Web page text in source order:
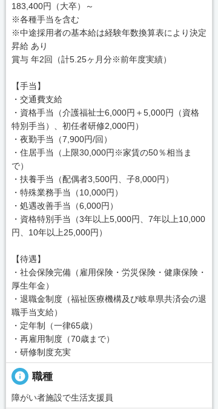
183,400円（大卒）～
※各種手当を含む
※中途採用者の基本給は経験年数換算表により決定
昇給 あり
賞与 年2回（計5.25ヶ月分※前年度実績）
【手当】
・交通費支給
・資格手当（介護福祉士6,000円＋5,000円（資格
特別手当）、初任者研修2,000円）
・夜勤手当（7,900円/回）
・住居手当（上限30,000円※家賃の50％相当ま
で）
・扶養手当（配偶者3,500円、子8,000円）
・特殊業務手当（10,000円）
・処遇改善手当（6,000円）
・資格特別手当（3年以上5,000円、7年以上10,000
円、10年以上25,000円）
【待遇】
・社会保険完備（雇用保険・労災保険・健康保険・
厚生年金）
・退職金制度（福祉医療機構及び岐阜県共済会の退
職手当支給）
・定年制（一律65歳）
・再雇用制度（70歳まで）
・研修制度充実
info 職種
障がい者施設で生活支援員